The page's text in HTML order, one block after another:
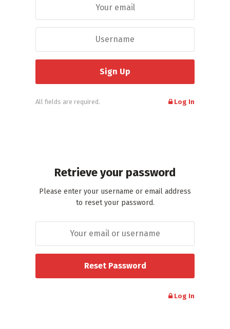
All fields are required. Log In
Retrieve your password
Please enter your username or email address
to reset your password.
Log In